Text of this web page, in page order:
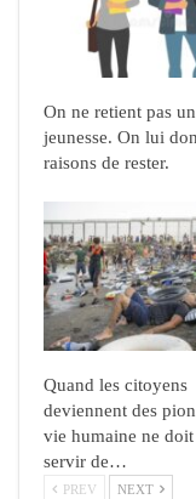
On ne retient pas
jeunesse. On lui
raisons de rester.
Quand les citoyens
deviennent des
vie humaine ne
servir de…
PREV NEXT